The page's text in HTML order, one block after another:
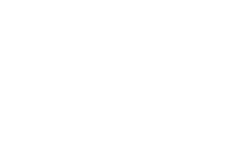
kakvu svijet tek otkriva